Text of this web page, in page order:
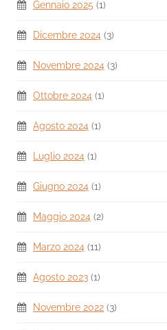
Gennaio 2025 (1)
Dicembre 2024 (3)
Novembre 2024 (3)
Ottobre 2024 (1)
Agosto 2024 (1)
Luglio 2024 (1)
Giugno 2024 (1)
Maggio 2024 (2)
Marzo 2024 (11)
Agosto 2023 (1)
Novembre 2022 (3)